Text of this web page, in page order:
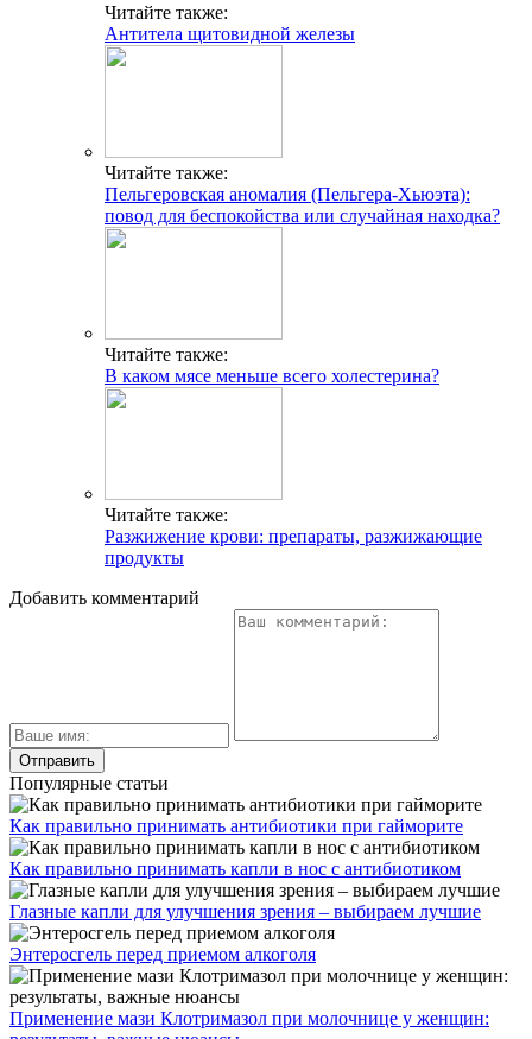
Читайте также:
Антитела щитовидной железы
Читайте также:
Пельгеровская аномалия (Пельгера-Хьюэта):
повод для беспокойства или случайная находка?
Читайте также:
В каком мясе меньше всего холестерина?
Читайте также:
Разжижение крови: препараты, разжижающие
продукты
Добавить комментарий
Популярные статьи
Как правильно принимать антибиотики при гайморите
Как правильно принимать капли в нос с антибиотиком
Глазные капли для улучшения зрения – выбираем лучшие
Энтеросгель перед приемом алкоголя
Применение мази Клотримазол при молочнице у женщин: